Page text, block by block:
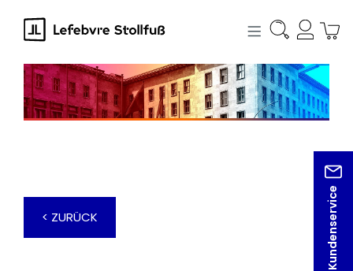
springen
Kundenservice
< ZURÜCK